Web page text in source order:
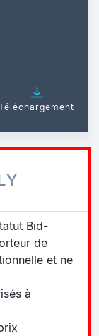
Bid-
de
et ne
à